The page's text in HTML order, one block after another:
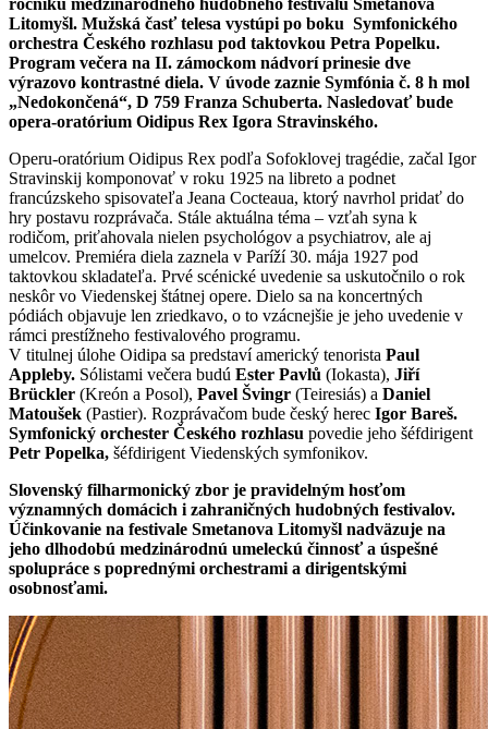
Litomyšl. Mužská časť telesa vystúpi po boku Symfonického
orchestra Českého rozhlasu pod taktovkou Petra Popelku.
Program večera na II. zámockom nádvorí prinesie dve
výrazovo kontrastné diela. V úvode zaznie Symfónia č. 8 h mol
„Nedokončená“, D 759 Franza Schuberta. Nasledovať bude
opera-oratórium Oidipus Rex Igora Stravinského.
Operu-oratórium Oidipus Rex podľa Sofoklovej tragédie, začal Igor
Stravinskij komponovať v roku 1925 na libreto a podnet
francúzskeho spisovateľa Jeana Cocteaua, ktorý navrhol pridať do
hry postavu rozprávača. Stále aktuálna téma – vzťah syna k
rodičom, priťahovala nielen psychológov a psychiatrov, ale aj
umelcov. Premiéra diela zaznela v Paríží 30. mája 1927 pod
taktovkou skladateľa. Prvé scénické uvedenie sa uskutočnilo o rok
neskôr vo Viedenskej štátnej opere. Dielo sa na koncertných
pódiách objavuje len zriedkavo, o to vzácnejšie je jeho uvedenie v
rámci prestížneho festivalového programu.
V titulnej úlohe Oidipa sa predstaví americký tenorista Paul
Appleby. Sólistami večera budú Ester Pavlů (Iokasta), Jiří
Brückler (Kreón a Posol), Pavel Švingr (Teiresiás) a Daniel
Matoušek (Pastier). Rozprávačom bude český herec Igor Bareš.
Symfonický orchester Českého rozhlasu povedie jeho šéfdirigent
Petr Popelka, šéfdirigent Viedenských symfonikov.
Slovenský filharmonický zbor je pravidelným hosťom
významných domácich i zahraničných hudobných festivalov.
Účinkovanie na festivale Smetanova Litomyšl nadväzuje na
jeho dlhodobú medzinárodnú umeleckú činnosť a úspešné
spolupráce s poprednými orchestrami a dirigentskými
osobnosťami.